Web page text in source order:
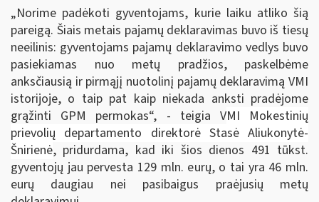
„Norime padėkoti gyventojams, kurie laiku atliko šią
pareigą. Šiais metais pajamų deklaravimas buvo iš tiesų
neeilinis: gyventojams pajamų deklaravimo vedlys buvo
pasiekiamas nuo metų pradžios, paskelbėme
anksčiausią ir pirmąjį nuotolinį pajamų deklaravimą VMI
istorijoje, o taip pat kaip niekada anksti pradėjome
grąžinti GPM permokas“, - teigia VMI Mokestinių
prievolių departamento direktorė Stasė Aliukonytė-
Šnirienė, pridurdama, kad iki šios dienos 491 tūkst.
gyventojų jau pervesta 129 mln. eurų, o tai yra 46 mln.
eurų daugiau nei pasibaigus praėjusių metų